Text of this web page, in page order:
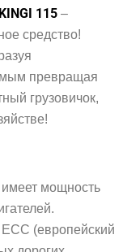
115 –
средство!
превращая
грузовичок,
мощность
(европейский